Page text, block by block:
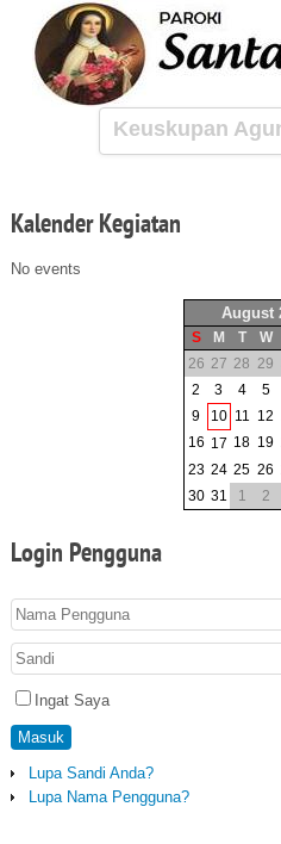
Keuskupan
KalenderKegiatan
No events
August
S M T W
26 27 28 29
2
3 4 5
9
10 11 12
16 17 18 19
23 24 25 26
30 31 1 2
Login Pengguna
Ingat Saya
Masuk
Lupa Sandi Anda?
Lupa Nama Pengguna?